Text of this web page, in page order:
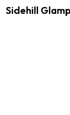
Sidehill